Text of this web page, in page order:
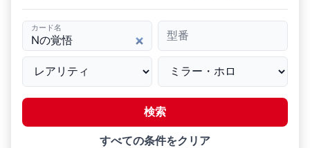
カード名
型番
検索
すべての条件をクリア